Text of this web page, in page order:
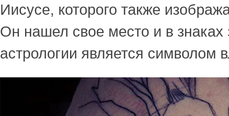
Иисусе, которого также
Он нашел свое место и в знаках
астрологии является символом